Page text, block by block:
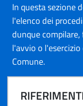
In questa sezione
l'elenco dei
dunque
l'avvio o
Comune.